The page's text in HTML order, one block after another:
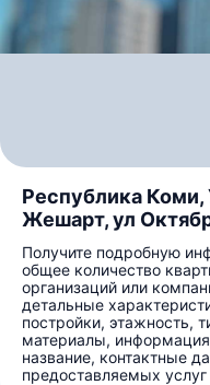
Республика
Жешарт, ул
Получите подробную
общее количество
организаций или
детальные
постройки, этажность,
материалы,
название, контактные
предоставляемых услуг